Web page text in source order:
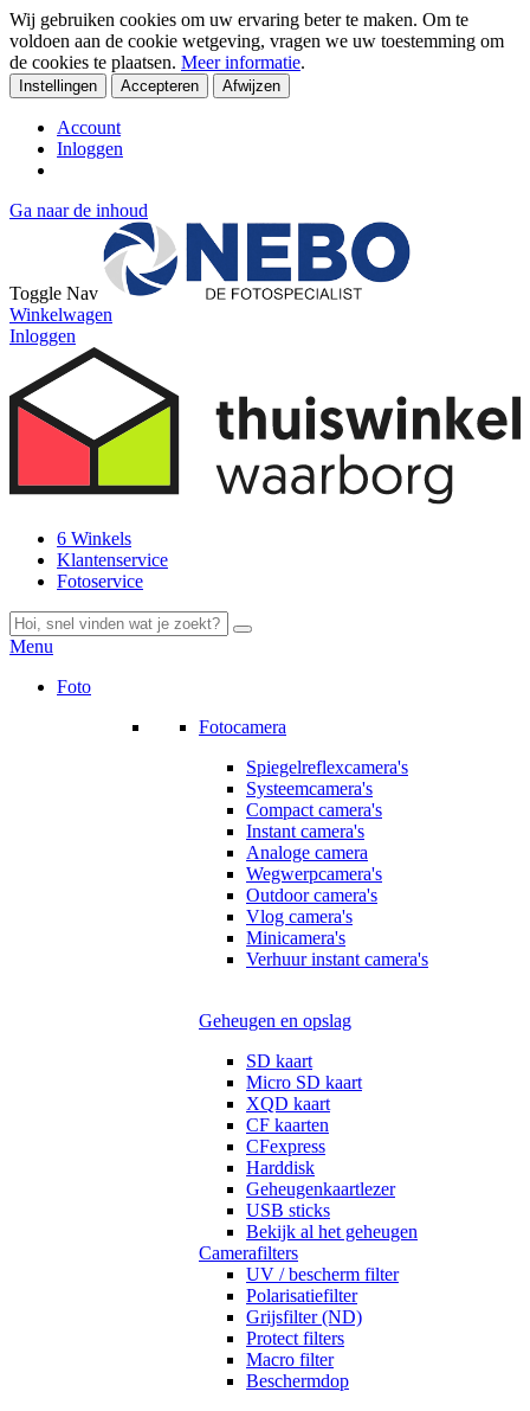
Wij gebruiken cookies om uw ervaring beter te maken. Om te
voldoen aan de cookie wetgeving, vragen we uw toestemming om
de cookies te plaatsen. Meer informatie.
Instellingen Accepteren Afwijzen
Account
Inloggen
Ga naar de inhoud
Toggle Nav
Winkelwagen
Inloggen
6 Winkels
Klantenservice
Fotoservice
Menu
Foto
Fotocamera
Spiegelreflexcamera's
Systeemcamera's
Compact camera's
Instant camera's
Analoge camera
Wegwerpcamera's
Outdoor camera's
Vlog camera's
Minicamera's
Verhuur instant camera's
Geheugen en opslag
SD kaart
Micro SD kaart
XQD kaart
CF kaarten
CFexpress
Harddisk
Geheugenkaartlezer
USB sticks
Bekijk al het geheugen
Camerafilters
UV / bescherm filter
Polarisatiefilter
Grijsfilter (ND)
Protect filters
Macro filter
Beschermdop